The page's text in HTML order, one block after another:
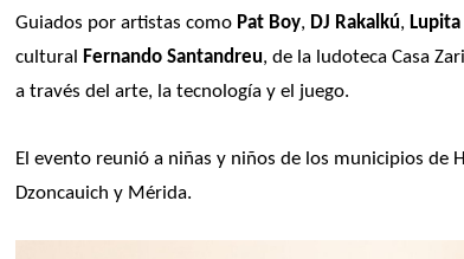
Guiados por artistas como Pat Boy, DJ Rakalkú,
cultural
Fernando Santandreu, de la ludoteca Casa
a través del arte, la tecnología y el juego.
El evento reunió a niñas y niños de los municipios de
Dzoncauich y Mérida.